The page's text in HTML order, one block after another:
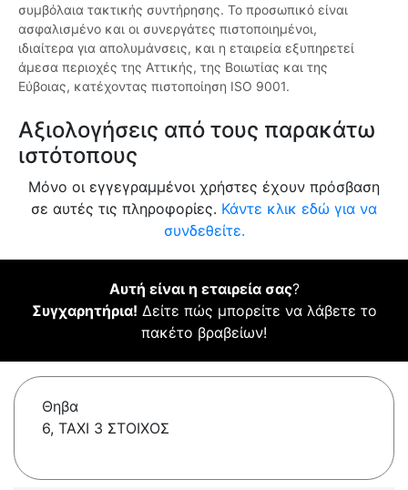
συμβόλαια τακτικής συντήρησης. Το προσωπικό είναι
ασφαλισμένο και οι συνεργάτες πιστοποιημένοι,
ιδιαίτερα για απολυμάνσεις, και η εταιρεία εξυπηρετεί
άμεσα περιοχές της Αττικής, της Βοιωτίας και της
Εύβοιας, κατέχοντας πιστοποίηση ISO 9001.
Αξιολογήσεις από τους παρακάτω
ιστότοπους
Μόνο οι εγγεγραμμένοι χρήστες έχουν πρόσβαση
σε αυτές τις πληροφορίες. Κάντε κλικ εδώ για να
συνδεθείτε.
Αυτή είναι η εταιρεία σας?
Συγχαρητήρια! Δείτε πώς μπορείτε να λάβετε το
πακέτο βραβείων!
Θηβα
6, ΤΑΧΙ 3 ΣΤΟΙΧΟΣ